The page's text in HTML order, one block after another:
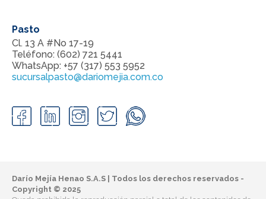
Pasto
Cl. 13 A #No 17-19
Teléfono: (602) 721 5441
WhatsApp: +57 (317) 553 5952
sucursalpasto@dariomejia.com.co
Darío Mejía Henao S.A.S | Todos los derechos reservados -
Copyright © 2025